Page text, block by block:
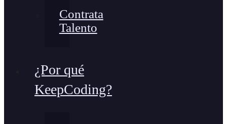
Contrata
Talento
¿Por qué
KeepCoding?